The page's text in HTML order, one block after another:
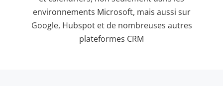
environnements Microsoft, mais aussi sur
Google, Hubspot et de nombreuses autres
plateformes CRM